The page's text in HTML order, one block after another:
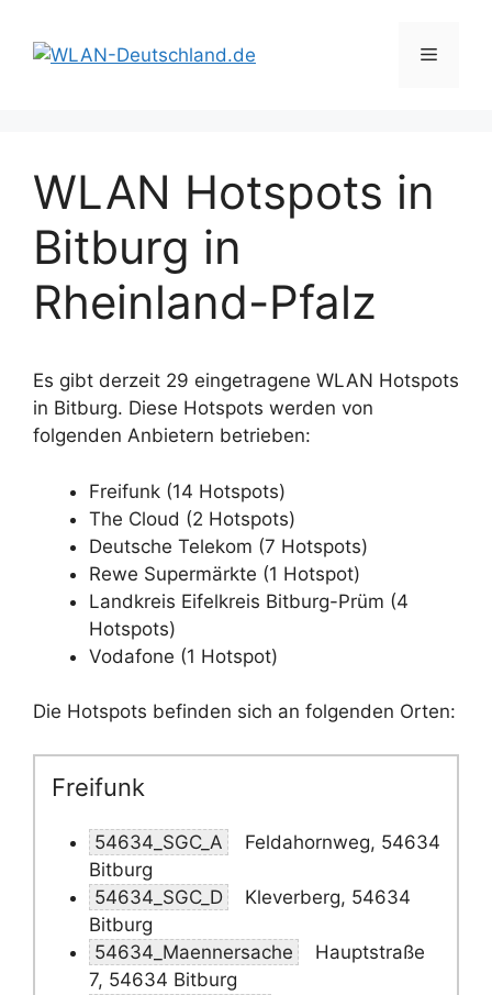
Inhalt
springen
Menü
WLAN Hotspots in
Bitburg in
Rheinland-Pfalz
Es gibt derzeit 29 eingetragene WLAN Hotspots
in Bitburg. Diese Hotspots werden von
folgenden Anbietern betrieben:
Freifunk (14 Hotspots)
The Cloud (2 Hotspots)
Deutsche Telekom (7 Hotspots)
Rewe Supermärkte (1 Hotspot)
Landkreis Eifelkreis Bitburg-Prüm (4
Hotspots)
Vodafone (1 Hotspot)
Die Hotspots befinden sich an folgenden Orten:
Freifunk
54634_SGC_A
Feldahornweg, 54634
Bitburg
54634_SGC_D
Kleverberg, 54634
Bitburg
54634_Maennersache
Hauptstraße
7, 54634 Bitburg